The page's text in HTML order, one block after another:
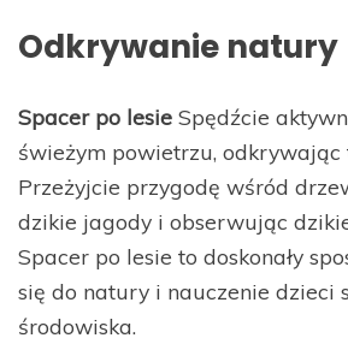
Odkrywanie natury
Spacer po lesie Spędźcie
świeżym powietrzu, odkrywając
Przeżyjcie przygodę wśród
dzikie jagody i obserwując
Spacer po lesie to doskonały
się do natury i nauczenie dzieci
środowiska.